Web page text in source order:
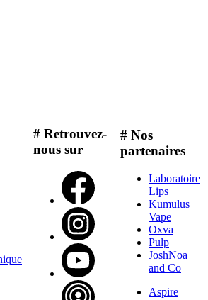
# Retrouvez-
nous sur
# Nos
partenaires
Laboratoire
Lips
Kumulus
Vape
Oxva
Pulp
JoshNoa
and Co
Aspire